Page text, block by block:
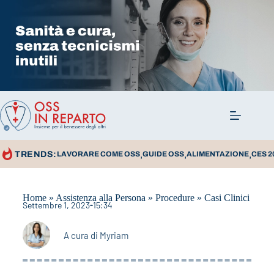
TRENDS: LAVORARE COME OSS,GUIDE OSS,ALIMENTAZIONE,CES
Home» Assistenza alla Persona » Procedure» Casi Clinici
Settembre 1, 2023 15:34
A cura di Myriam